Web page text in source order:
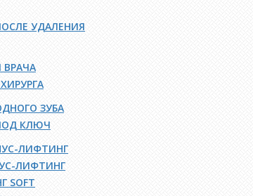
УДАЛЕНИЯ
ЗУБА
КЛЮЧ
ЛИФТИНГ
ЛИФТИНГ
SOFT